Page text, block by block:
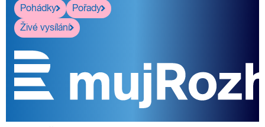
Pohádky
Pořady
Živé vysílání